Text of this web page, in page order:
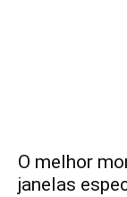
O melhor
janelas